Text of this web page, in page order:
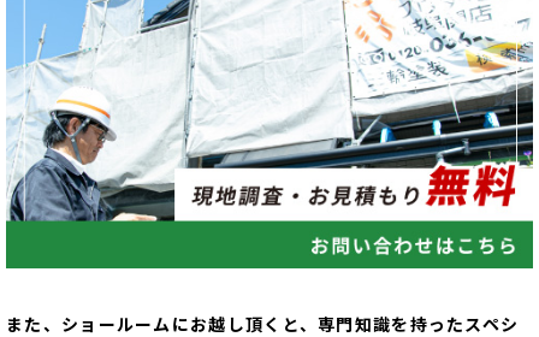
また、ショールームにお越し頂くと、専門知識を持ったスペシ